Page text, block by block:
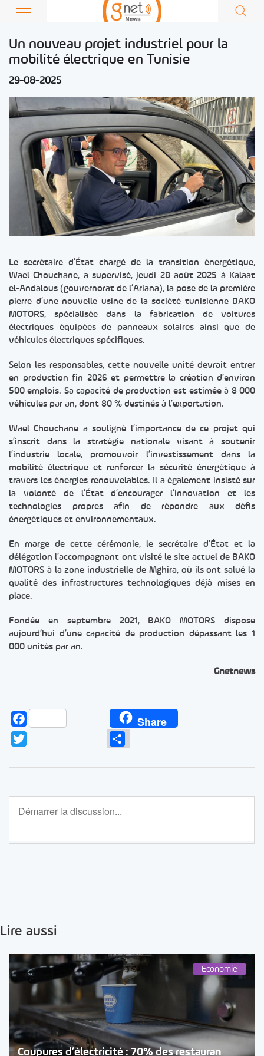
Un nouveau projet industriel pour la
mobilité électrique en Tunisie
29-08-2025
Le secrétaire d’État chargé de la transition énergétique,
Wael Chouchane, a supervisé, jeudi 28 août 2025 à Kalaat
el-Andalous (gouvernorat de l’Ariana), la pose de la première
pierre d’une nouvelle usine de la société tunisienne BAKO
MOTORS, spécialisée dans la fabrication de voitures
électriques équipées de panneaux solaires ainsi que de
véhicules électriques spécifiques.
Selon les responsables, cette nouvelle unité devrait entrer
en production fin 2026 et permettre la création d’environ
500 emplois. Sa capacité de production est estimée à 8 000
véhicules par an, dont 80 % destinés à l’exportation.
Wael Chouchane a souligné l’importance de ce projet qui
s’inscrit dans la stratégie nationale visant à soutenir
l’industrie locale, promouvoir l’investissement dans la
mobilité électrique et renforcer la sécurité énergétique à
travers les énergies renouvelables. Il a également insisté sur
la volonté de l’État d’encourager l’innovation et les
technologies propres afin de répondre aux défis
énergétiques et environnementaux.
En marge de cette cérémonie, le secrétaire d’État et la
délégation l’accompagnant ont visité le site actuel de BAKO
MOTORS à la zone industrielle de Mghira, où ils ont salué la
qualité des infrastructures technologiques déjà mises en
place.
Fondée en septembre 2021, BAKO MOTORS dispose
aujourd’hui d’une capacité de production dépassant les 1
000 unités par an.
Gnetnews
Facebook Share
Lire aussi
Économie
Coupures d’électricité : 70% des restauran